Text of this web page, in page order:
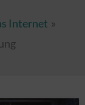
Internet